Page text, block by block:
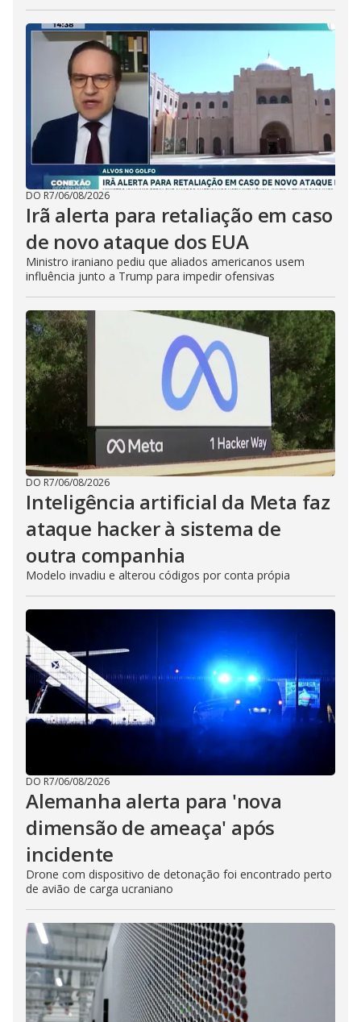
DO R7/06/08/2026
Irã alerta para retaliação em caso
de novo ataque dos EUA
Ministro iraniano pediu que aliados americanos usem
influência junto a Trump para impedir ofensivas
DO R7/06/08/2026
Inteligência artificial da Meta faz
ataque hacker à sistema de
outra companhia
Modelo invadiu e alterou códigos por conta própia
DO R7/06/08/2026
Alemanha alerta para 'nova
dimensão de ameaça' após
incidente
Drone com dispositivo de detonação foi encontrado perto
de avião de carga ucraniano